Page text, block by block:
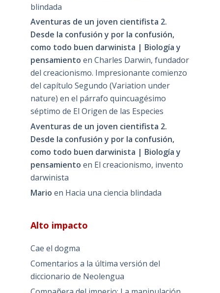
blindada
Aventuras de un joven cientifista 2.
Desde la confusión y por la confusión,
como todo buen darwinista | Biología y
pensamiento en Charles Darwin, fundador
del creacionismo. Impresionante comienzo
del capítulo Segundo (Variation under
nature) en el párrafo quincuagésimo
séptimo de El Origen de las Especies
Aventuras de un joven cientifista 2.
Desde la confusión y por la confusión,
como todo buen darwinista | Biología y
pensamiento en El creacionismo, invento
darwinista
Mario en Hacia una ciencia blindada
Alto impacto
Cae el dogma
Comentarios a la última versión del
diccionario de Neolengua